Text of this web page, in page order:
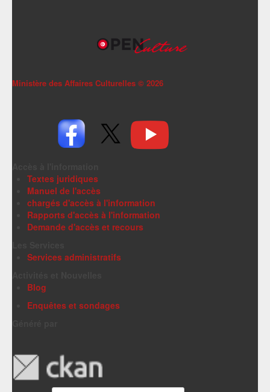
Ministère des Affaires Culturelles © 2026
Textes juridiques
Manuel de l'accès
chargés d'accès à l'information
Rapports d'accès à l'information
Demande d'accès et recours
Services administratifs
Blog
Enquêtes et sondages